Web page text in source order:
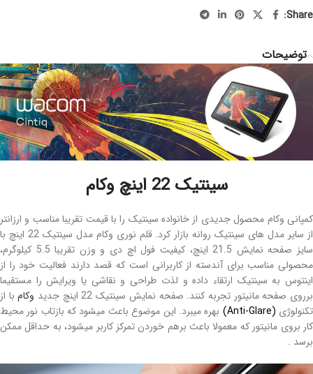
Share:
توضیحات
سینتیک 22 اینچ وکام
کمپانی وکام محصول جدیدی از خانواده سینتیک را با قیمت تقریبا مناسب و ارزانتر
از سایر مدل های سینتیک روانه بازار کرد. قلم نوری وکام مدل سینتیک 22 اینچ
با
سایز صفحه نمایش 21.5 اینچ، کیفیت فول اچ دی و وزن تقریبا 5.5 کیلوگرم،
محصولی مناسب برای آندسته از کاربرانی است که قصد دارند فعالیت خود را از
اینتوس به سینتیک ارتقاء داده و لذت طراحی و نقاشی یا ویرایش را مستقیما
برروی صفحه مانیتور تجربه کنند. صفحه نمایش سینتیک 22 اینچ جدید
وکام با از
تکنولوژی (Anti-Glare)
بهره میبرد. این موضوع باعث میشود که بازتاب نور محیط
کار بروی مانیتور که معمولا باعث برهم خوردن تمرکز کاربر میشود، به حداقل ممکن
برسد .